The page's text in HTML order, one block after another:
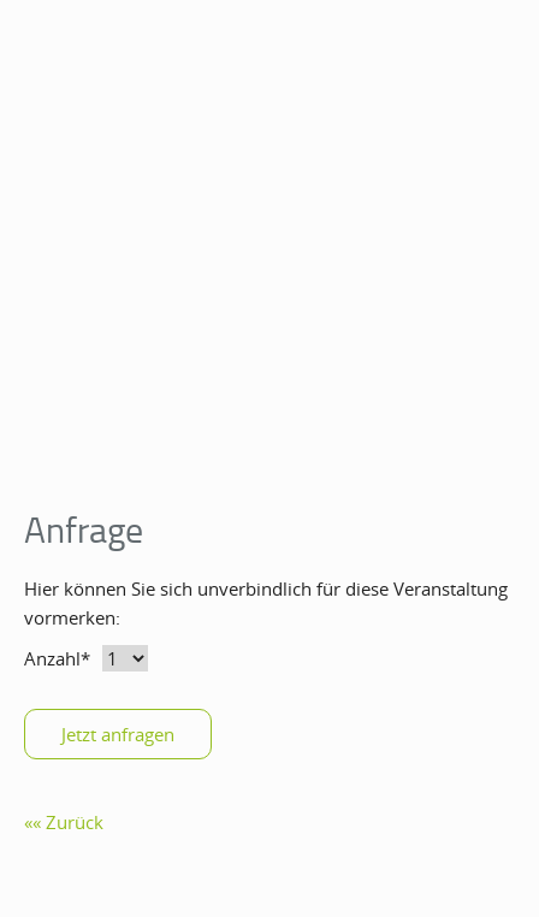
Anfrage
Hier können Sie sich unverbindlich für diese Veranstaltung
vormerken:
Anzahl*
Zurück